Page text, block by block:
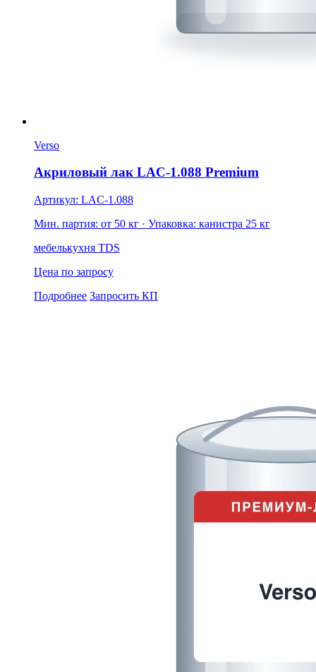
Verso
Акриловый лак LAC-1.088 Premium
Артикул: LAC-1.088
Мин. партия: от 50 кг · Упаковка: канистра 25 кг
мебелькухня TDS
Цена по запросу
Подробнее Запросить КП